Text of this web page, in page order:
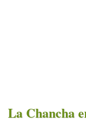
La Chancha